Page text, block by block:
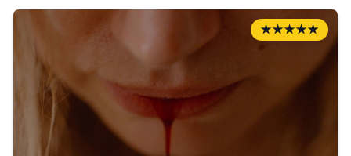
★★★★★